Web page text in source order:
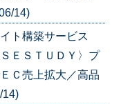
14)
ト構築サービス
ＥＳＴＵＤＹ〉プ
Ｃ売上拡大／高品
14)